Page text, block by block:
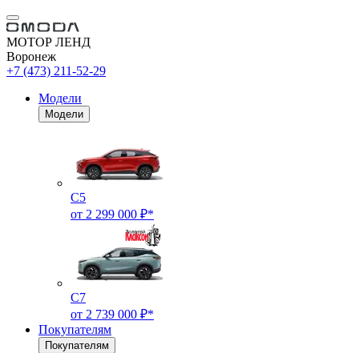
МОТОР ЛЕНД
Воронеж
+7 (473) 211-52-29
Модели
Модели
C5
от 2 299 000 ₽*
C7
от 2 739 000 ₽*
Покупателям
Покупателям